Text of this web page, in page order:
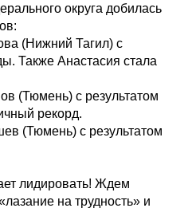
округа добилась
(Нижний Тагил) с
Также Анастасия стала
(Тюмень) с результатом
рекорд.
(Тюмень) с результатом
лидировать! Ждем
на трудность» и